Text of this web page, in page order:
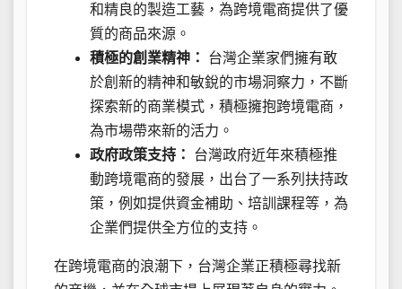
和精良的製造工藝，為跨境電商提供了優
質的商品來源。
積極的創業精神：
台灣企業家們擁有敢
於創新的精神和敏銳的市場洞察力，不斷
探索新的商業模式，積極擁抱跨境電商，
為市場帶來新的活力。
政府政策支持：
台灣政府近年來積極推
動跨境電商的發展，出台了一系列扶持政
策，例如提供資金補助、培訓課程等，為
企業們提供全方位的支持。
在跨境電商的浪潮下，台灣企業正積極尋找新